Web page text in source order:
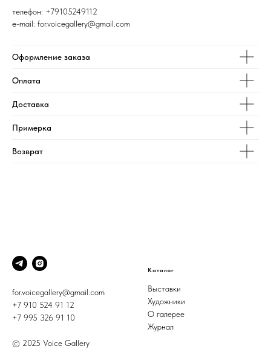
телефон: +79105249112
e-mail: for.voicegallery@gmail.com
Оформление заказа
Оплата
Доставка
Примерка
Возврат
for.voicegallery@gmail.com
+7 910 524 91 12
+7 995 326 91 10
© 2025 Voice Gallery
Каталог
Выставки
Художники
О галерее
Журнал